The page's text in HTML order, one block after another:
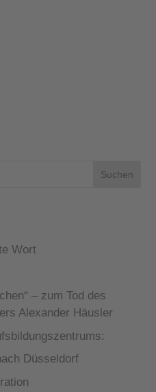
Suchen
Wort
– zum Tod des
Alexander Häusler
Düsseldorf